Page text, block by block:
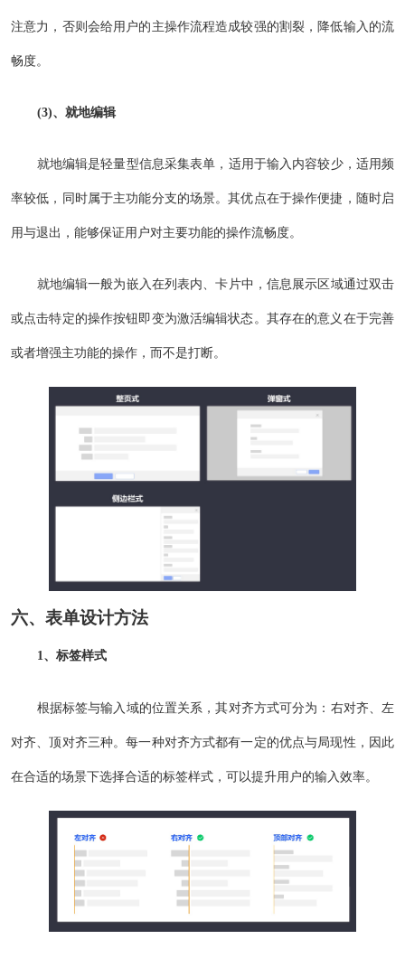
注意力，否则会给用户的主操作流程造成较强的割裂，降低输入的流
畅度。
(3)、就地编辑
就地编辑是轻量型信息采集表单，适用于输入内容较少，适用频
率较低，同时属于主功能分支的场景。其优点在于操作便捷，随时启
用与退出，能够保证用户对主要功能的操作流畅度。
就地编辑一般为嵌入在列表内、卡片中，信息展示区域通过双击
或点击特定的操作按钮即变为激活编辑状态。其存在的意义在于完善
或者增强主功能的操作，而不是打断。
六、表单设计方法
1、标签样式
根据标签与输入域的位置关系，其对齐方式可分为：右对齐、左
对齐、顶对齐三种。每一种对齐方式都有一定的优点与局现性，因此
在合适的场景下选择合适的标签样式，可以提升用户的输入效率。